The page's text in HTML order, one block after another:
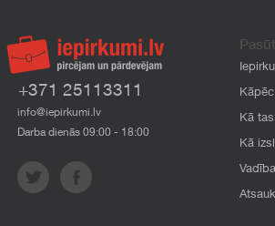
+371 25113311
info@iepirkumi.lv
Darba dienās 09:00 - 18:00
Kā
Kā